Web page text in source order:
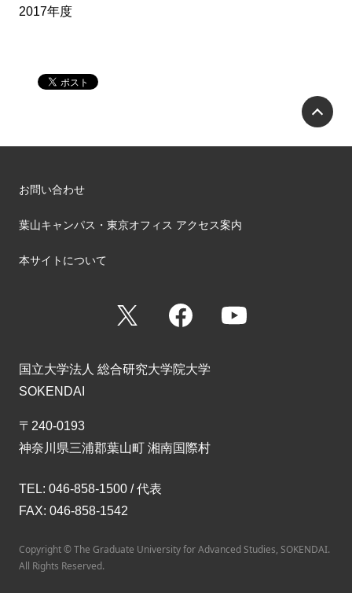
2017年度
お問い合わせ
葉山キャンパス・東京オフィス アクセス案内
本サイトについて
Facebook
国立大学法人 総合研究大学院大学
SOKENDAI
〒240-0193
神奈川県三浦郡葉山町 湘南国際村
TEL: 046-858-1500 / 代表
FAX: 046-858-1542
Copyright © The Graduate University for Advanced Studies, SOKENDAI.
All Rights Reserved.